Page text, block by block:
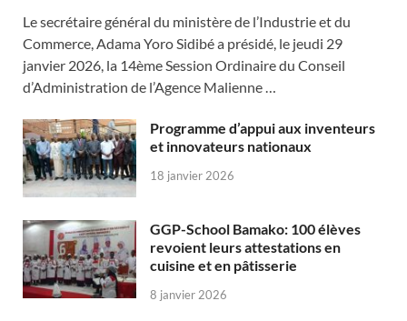
Le secrétaire général du ministère de l’Industrie et du
Commerce, Adama Yoro Sidibé a présidé, le jeudi 29
janvier 2026, la 14ème Session Ordinaire du Conseil
d’Administration de l’Agence Malienne …
Programme d’appui aux inventeurs
et innovateurs nationaux
18 janvier 2026
GGP-School Bamako: 100 élèves
revoient leurs attestations en
cuisine et en pâtisserie
8 janvier 2026